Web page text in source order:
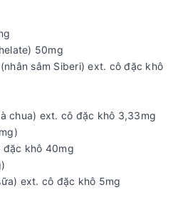
50mg
sâm Siberi) ext. cô đặc khô
chua) ext. cô đặc khô 3,33mg
đặc khô 40mg
ext. cô đặc khô 5mg